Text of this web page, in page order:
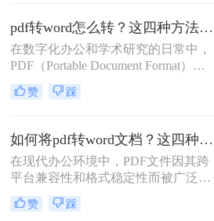
Word文档。那么pdf格式如何转换成
word文档格式呢？本文将介绍三种将
PDF转换为Word文档格式的实用方
法，帮助您轻松应对这一需求。
pdf转word怎么转？这四种方法帮你轻松转换!
在数字化办公和学术研究的日常中，
PDF（Portable Document Format）文
档因其优秀的跨平台兼容性和格式稳
定性而广受欢迎。然而，当我们需要
会发现Word文档更加便捷高效。因
此，将PDF转换为Word文档成为了一
项重要且常见的任务。那么pdf转word
怎么转呢？本文将详细介绍几种将
PDF转换为Word文档的实用方法，帮
助您轻松应对这一挑战。
赞 踩
如何将pdf转word文档？这四种方法教会你！
在现代办公环境中，PDF文件因其跨
平台兼容性和格式稳定性而被广泛使
用。然而，在某些情况下，用户可能
需要将PDF文件转换成Word文档，以
赞 踩